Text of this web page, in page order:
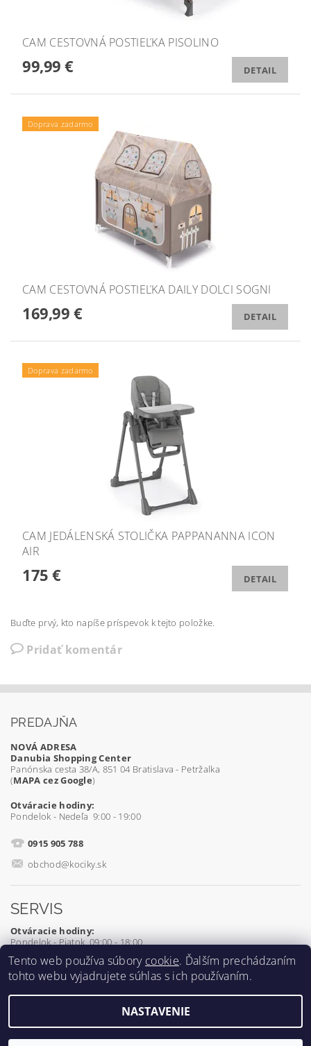
CAM CESTOVNÁ POSTIEĽKA PISOLINO
99,99 € DETAIL
Doprava zadarmo
CAM CESTOVNÁ POSTIEĽKA DAILY DOLCI SOGNI
169,99 € DETAIL
Doprava zadarmo
CAM JEDÁLENSKÁ STOLIČKA PAPPANANNA ICON
AIR
175 € DETAIL
Buďte prvý, kto napíše príspevok k tejto položke.
Pridať komentár
PREDAJŇA
NOVÁ ADRESA
Danubia Shopping Center
Panónska cesta 38/A, 851 04 Bratislava - Petržalka
(MAPA cez Google)
Otváracie hodiny:
Pondelok - Nedeľa 9:00 - 19:00
0915 905 788
obchod@kociky.sk
SERVIS
Otváracie hodiny:
Pondelok - Piatok 09:00 - 18:00
0905 539 927
2026 ©Kociky.sk, všetky práva vyhradené
Tento web používa súbory cookie. Ďalším prechádzaním
tohto webu vyjadrujete súhlas s ich používaním.
NASTAVENIE